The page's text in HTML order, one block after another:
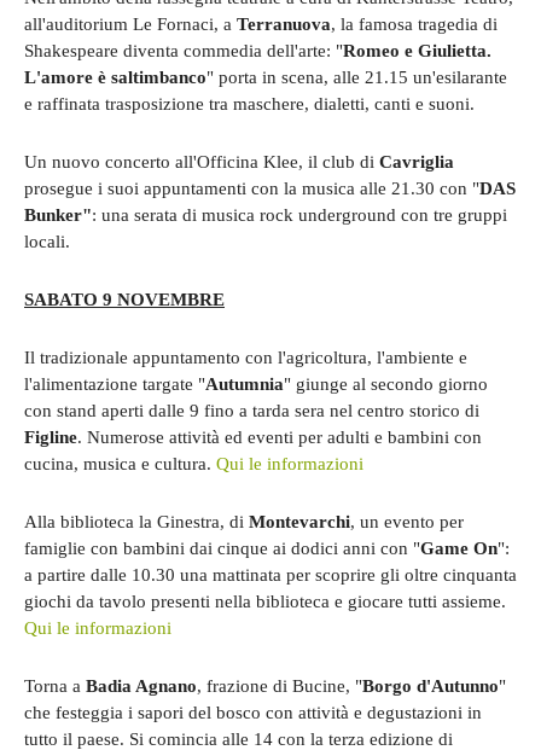
all'auditorium Le Fornaci, a Terranuova, la famosa tragedia di
Shakespeare diventa commedia dell'arte: "Romeo e Giulietta.
L'amore è saltimbanco" porta in scena, alle 21.15 un'esilarante
e raffinata trasposizione tra maschere, dialetti, canti e suoni.
Un nuovo concerto all'Officina Klee, il club di Cavriglia
prosegue i suoi appuntamenti con la musica alle 21.30 con "DAS
Bunker": una serata di musica rock underground con tre gruppi
locali.
SABATO 9 NOVEMBRE
Il tradizionale appuntamento con l'agricoltura, l'ambiente e
l'alimentazione targate "Autumnia" giunge al secondo giorno
con stand aperti dalle 9 fino a tarda sera nel centro storico di
Figline. Numerose attività ed eventi per adulti e bambini con
cucina, musica e cultura. Qui le informazioni
Alla biblioteca la Ginestra, di Montevarchi, un evento per
famiglie con bambini dai cinque ai dodici anni con "Game On":
a partire dalle 10.30 una mattinata per scoprire gli oltre cinquanta
giochi da tavolo presenti nella biblioteca e giocare tutti assieme.
Qui le informazioni
Torna a Badia Agnano, frazione di Bucine, "Borgo d'Autunno"
che festeggia i sapori del bosco con attività e degustazioni in
tutto il paese. Si comincia alle 14 con la terza edizione di